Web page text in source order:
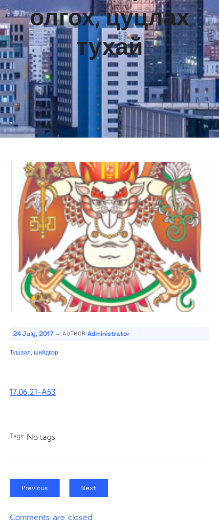
олгох, цуцлах
тухай
24 July, 2017 - AUTHOR:Administrator
Тушаал, шийдвэр
17.06.21-А53
Tags: No tags
Previous Next
Comments are closed